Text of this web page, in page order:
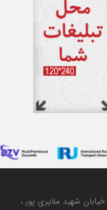
شهید ملایری پور ،